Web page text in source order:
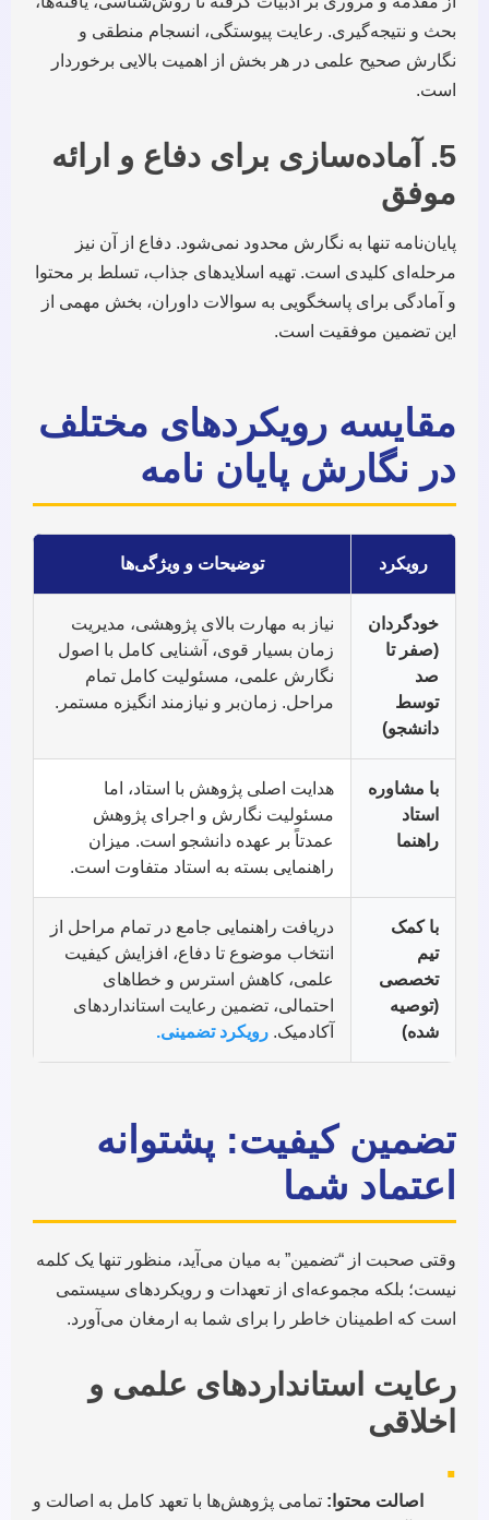
بحث و نتیجه‌گیری. رعایت پیوستگی، انسجام منطقی و
نگارش صحیح علمی در هر بخش از اهمیت بالایی برخوردار
است.
5. آماده‌سازی برای دفاع و ارائه
موفق
پایان‌نامه تنها به نگارش محدود نمی‌شود. دفاع از آن نیز
مرحله‌ای کلیدی است. تهیه اسلاید‌های جذاب، تسلط بر محتوا
و آمادگی برای پاسخگویی به سوالات داوران، بخش مهمی از
این تضمین موفقیت است.
مقایسه رویکردهای مختلف
در نگارش پایان نامه
رویکرد توضیحات و ویژگی‌ها
خودگردان
(صفر تا
صد
توسط
دانشجو)
نیاز به مهارت بالای پژوهشی، مدیریت
زمان بسیار قوی، آشنایی کامل با اصول
نگارش علمی، مسئولیت کامل تمام
مراحل. زمان‌بر و نیازمند انگیزه مستمر.
با مشاوره
استاد
راهنما
هدایت اصلی پژوهش با استاد، اما
مسئولیت نگارش و اجرای پژوهش
عمدتاً بر عهده دانشجو است. میزان
راهنمایی بسته به استاد متفاوت است.
با کمک
تیم
تخصصی
(توصیه
شده)
دریافت راهنمایی جامع در تمام مراحل از
انتخاب موضوع تا دفاع، افزایش کیفیت
علمی، کاهش استرس و خطاهای
احتمالی، تضمین رعایت استانداردهای
آکادمیک. رویکرد تضمینی.
تضمین کیفیت: پشتوانه
اعتماد شما
وقتی صحبت از “تضمین” به میان می‌آید، منظور تنها یک کلمه
نیست؛ بلکه مجموعه‌ای از تعهدات و رویکردهای سیستمی
است که اطمینان خاطر را برای شما به ارمغان می‌آورد.
رعایت استانداردهای علمی و
اخلاقی
▪
اصالت محتوا: تمامی پژوهش‌ها با تعهد کامل به اصالت و